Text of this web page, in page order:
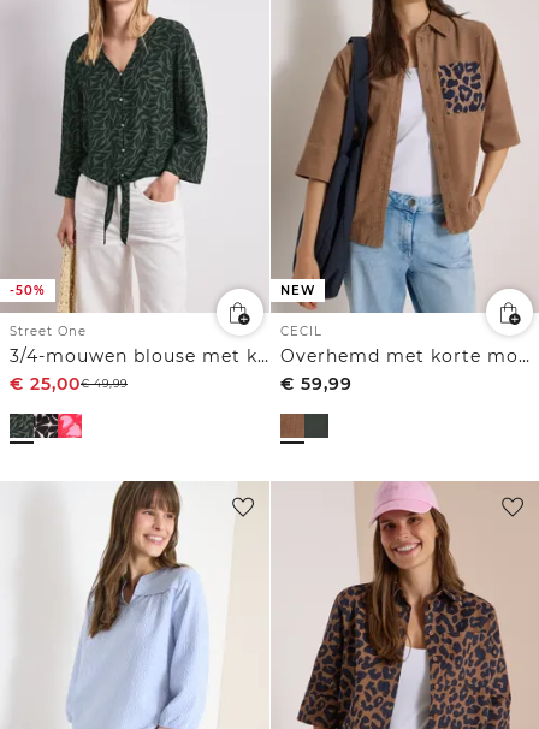
-50%
Street One
3/4-mouwen blouse met knoopdetail
€ 25,00€49,99
NEW
CECIL
Overhemd met korte mouwen van corduroy met borstzak
€ 59,99